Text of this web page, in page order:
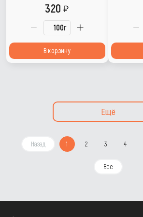
г
320
В корзину
Ещё
Назад 1 2 3 4
Все